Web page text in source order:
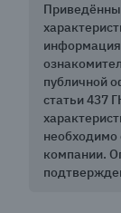
информация
публичной
статьи 437
компании.